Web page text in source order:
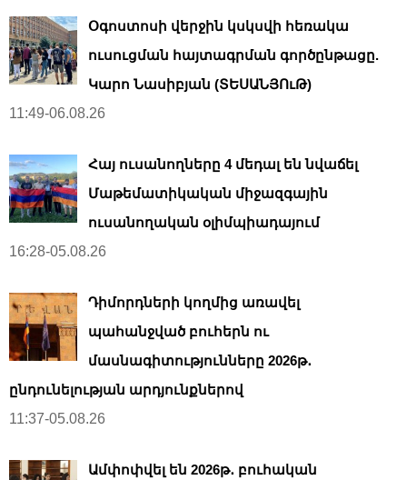
Օգոստոսի վերջին կսկսվի հեռակա
ուսուցման հայտագրման գործընթացը.
Կարո Նասիբյան (ՏԵՍԱՆՅՈւԹ)
11:49-06.08.26
Հայ ուսանողները 4 մեդալ են նվաճել
Մաթեմատիկական միջազգային
ուսանողական օլիմպիադայում
16:28-05.08.26
Դիմորդների կողմից առավել
պահանջված բուհերն ու
մասնագիտությունները 2026թ․
ընդունելության արդյունքներով
11:37-05.08.26
Ամփոփվել են 2026թ․ բուհական